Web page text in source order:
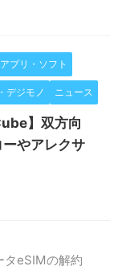
アプリ・ソフト
デジモノ ニュース
】双方向
やアレクサ
タeSIMの解約